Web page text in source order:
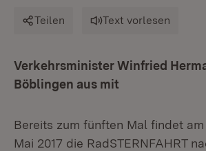
Teilen Text vorlesen
Verkehrsminister Winfried
Böblingen aus mit
Bereits zum fünften Mal findet am
Mai 2017 die RadSTERNFAHRT